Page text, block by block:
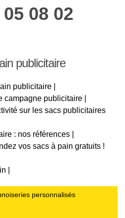
08 02
publicitaire
publicitaire |
campagne publicitaire |
sur les sacs publicitaires
: nos références |
vos sacs à pain gratuits !
|
personnalisés